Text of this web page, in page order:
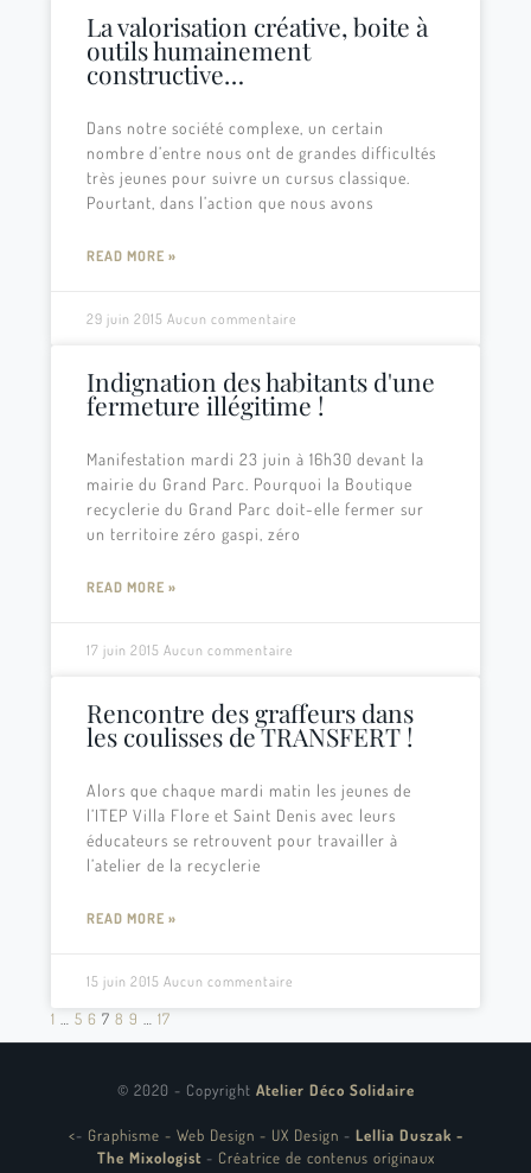
La valorisation créative, boite à
outils humainement
constructive…
Dans notre société complexe, un certain
nombre d’entre nous ont de grandes difficultés
très jeunes pour suivre un cursus classique.
Pourtant, dans l’action que nous avons
READ MORE »
29 juin 2015 Aucun commentaire
Indignation des habitants d'une
fermeture illégitime !
Manifestation mardi 23 juin à 16h30 devant la
mairie du Grand Parc. Pourquoi la Boutique
recyclerie du Grand Parc doit-elle fermer sur
un territoire zéro gaspi, zéro
READ MORE »
17 juin 2015 Aucun commentaire
Rencontre des graffeurs dans
les coulisses de TRANSFERT !
Alors que chaque mardi matin les jeunes de
l’ITEP Villa Flore et Saint Denis avec leurs
éducateurs se retrouvent pour travailler à
l’atelier de la recyclerie
READ MORE »
15 juin 2015 Aucun commentaire
1 5 6 7 8 9 17
© 2020 - Copyright Atelier Déco Solidaire
<- Graphisme - Web Design - UX Design - Lellia Duszak -
The Mixologist - Créatrice de contenus originaux